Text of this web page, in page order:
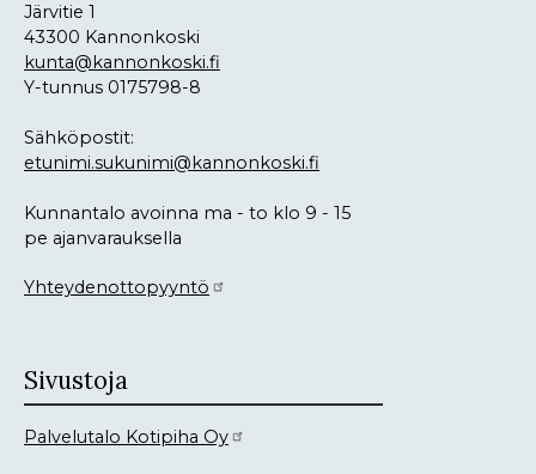
Järvitie 1
43300 Kannonkoski
kunta@kannonkoski.fi
Y-tunnus 0175798-8
Sähköpostit:
etunimi.sukunimi@kannonkoski.fi
Kunnantalo avoinna ma - to klo 9 - 15
pe ajanvarauksella
Yhteydenottopyyntö
Sivustoja
Palvelutalo Kotipiha Oy